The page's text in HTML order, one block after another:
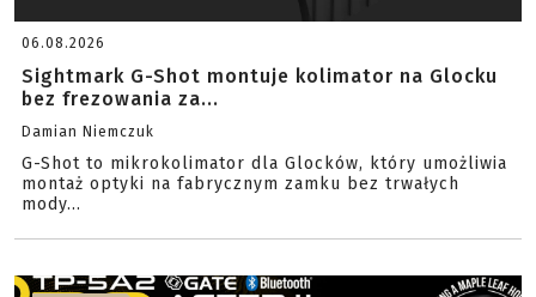
06.08.2026
Sightmark G-Shot montuje kolimator na Glocku
bez frezowania za...
Damian Niemczuk
G-Shot to mikrokolimator dla Glocków, który umożliwia
montaż optyki na fabrycznym zamku bez trwałych
mody...